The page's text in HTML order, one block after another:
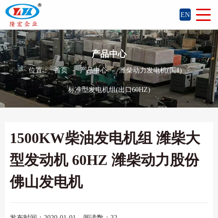
EN
产品中心
位置： 首页 - 产品中心 - 潍柴动力发电机(国Ⅱ) -
标准型发电机组(出口60HZ)
1500KW柴油发电机组 潍柴大
型发动机 60HZ 潍柴动力股份
佛山发电机